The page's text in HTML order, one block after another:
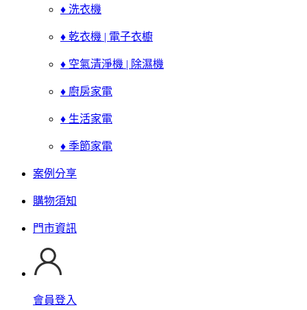
♦ 洗衣機
♦ 乾衣機 | 電子衣櫥
♦ 空氣清淨機 | 除濕機
♦ 廚房家電
♦ 生活家電
♦ 季節家電
案例分享
購物須知
門市資訊
會員登入